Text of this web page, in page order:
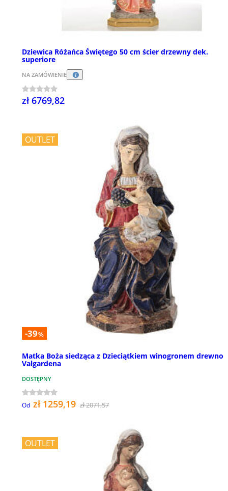
Dziewica Różańca Świętego 50 cm ścier drzewny dek.
superiore
NA ZAMÓWIENIE
zł 6769,82
OUTLET
-39%
Matka Boża siedząca z Dzieciątkiem winogronem drewno
Valgardena
DOSTĘPNY
Od zł 1259,19 zł 2071,57
OUTLET